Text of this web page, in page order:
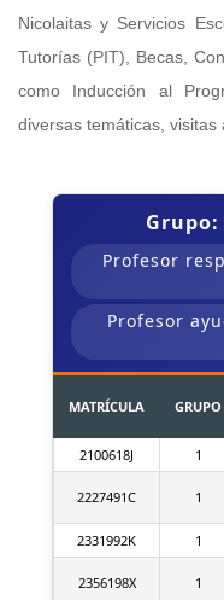
Nicolaitas y Servicios
Tutorías (PIT), Becas,
como Inducción al
diversas temáticas, visitas